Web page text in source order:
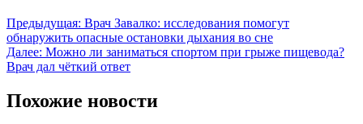
Предыдущая: Врач Завалко: исследования помогут
обнаружить опасные остановки дыхания во сне
Далее: Можно ли заниматься спортом при грыже пищевода?
Врач дал чёткий ответ
Похожие новости